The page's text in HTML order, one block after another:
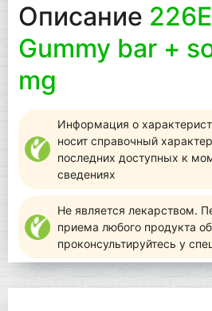
Описание
Gummy bar +
mg
Информация о
носит справочный
последних доступных к
сведениях
Не является лекарством.
приема любого продукта
проконсультируйтесь у